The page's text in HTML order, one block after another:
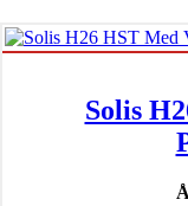
Solis